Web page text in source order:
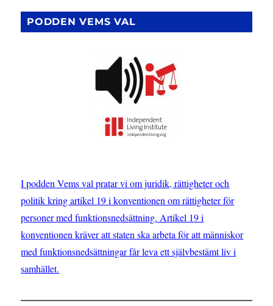
PODDEN VEMS VAL
I podden Vems val pratar vi om juridik, rättigheter och
politik kring artikel 19 i konventionen om rättigheter för
personer med funktionsnedsättning. Artikel 19 i
konventionen kräver att staten ska arbeta för att människor
med funktionsnedsättningar får leva ett självbestämt liv i
samhället.